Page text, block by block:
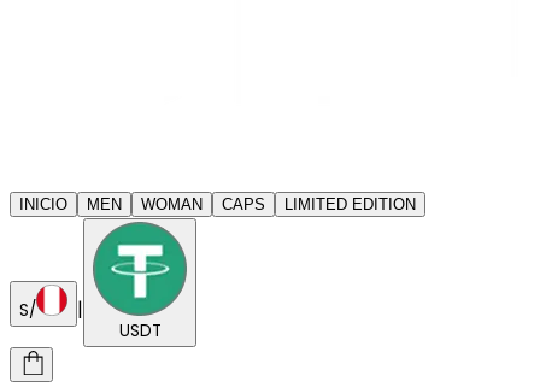
INICIO MEN WOMAN CAPS LIMITED EDITION
S/ |
USDT